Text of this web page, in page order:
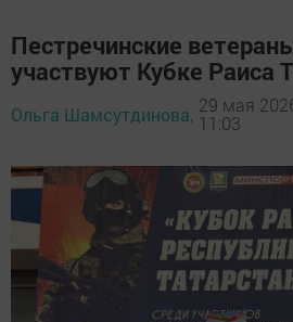
Пестречинские
участвуют Кубке Раиса
Ольга Шамсутдинова, 29 мая
11:03